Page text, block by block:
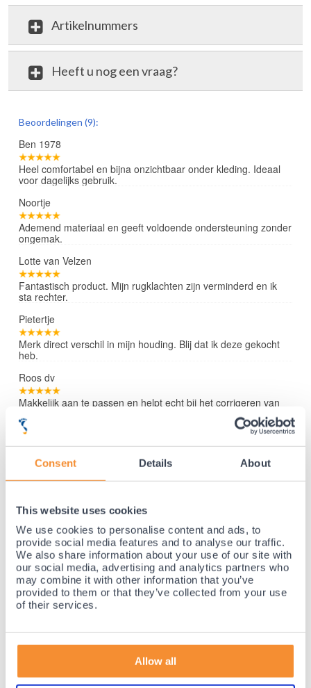
Consent Details About
This website uses cookies
We use cookies to personalise content and ads, to
provide social media features and to analyse our traffic.
We also share information about your use of our site with
our social media, advertising and analytics partners who
may combine it with other information that you’ve
provided to them or that they’ve collected from your use
of their services.
Allow all
Artikelnummers
Heeft u nog een vraag?
Beoordelingen (9):
Ben 1978
Heel comfortabel en bijna onzichtbaar onder kleding. Ideaal
voor dagelijks gebruik.
Noortje
Ademend materiaal en geeft voldoende ondersteuning zonder
ongemak.
Lotte van Velzen
Fantastisch product. Mijn rugklachten zijn verminderd en ik
sta rechter.
Pietertje
Merk direct verschil in mijn houding. Blij dat ik deze gekocht
heb.
Roos dv
Makkelijk aan te passen en helpt echt bij het corrigeren van
Lees verder »
Nr.1 in Benelux en Duitsland!
Gratis verzending vanaf €50,-
Voor 23:00 besteld, morgen thuis!
Gratis retourneren en 14 dagen uitproberen!
Achteraf betalen mogelijk! Nergens goedkoper!